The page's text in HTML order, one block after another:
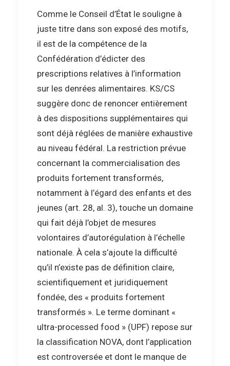
Comme le Conseil d’État le souligne à
juste titre dans son exposé des motifs,
il est de la compétence de la
Confédération d’édicter des
prescriptions relatives à l’information
sur les denrées alimentaires. KS/CS
suggère donc de renoncer entièrement
à des dispositions supplémentaires qui
sont déjà réglées de manière exhaustive
au niveau fédéral. La restriction prévue
concernant la commercialisation des
produits fortement transformés,
notamment à l’égard des enfants et des
jeunes (art. 28, al. 3), touche un domaine
qui fait déjà l’objet de mesures
volontaires d’autorégulation à l’échelle
nationale. À cela s’ajoute la difficulté
qu’il n’existe pas de définition claire,
scientifiquement et juridiquement
fondée, des « produits fortement
transformés ». Le terme dominant «
ultra-processed food » (UPF) repose sur
la classification NOVA, dont l’application
est controversée et dont le manque de